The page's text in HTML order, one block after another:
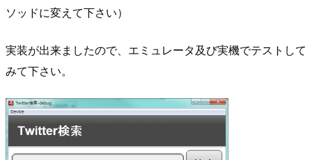
ソッドに変えて下さい）
実装が出来ましたので、エミュレータ及び実機でテストして
みて下さい。